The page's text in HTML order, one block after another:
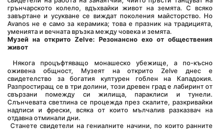
грънчарското колело, вдъхвайки живот на земята. С всяко
завъртане и усукване се виждат поколения майсторство. Но
Avanos не е само за керамика; това е празник на традицията,
уменията и вечната връзка между човека и земята.
Музей на открито Zelve: Резонансно ехо от обществения
живот
оживена общност, Музеят на открито Zelve днес е
свидетелство за богатия културен гоблен на Кападокия.
Разпростиращ се в три долини, този древен град е лабиринт от
свързани помежду си жилища, параклиси и тунели.
Слънчевата светлина се процежда през скалите, разкривайки
надписи и фрески, всяка от които мълчалив разказвач на
отдавна отминали дни.